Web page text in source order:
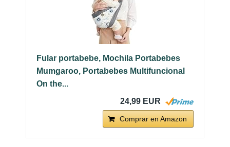
Fular portabebe, Mochila Portabebes
Mumgaroo, Portabebes Multifuncional
On the...
24,99 EUR
Comprar en Amazon